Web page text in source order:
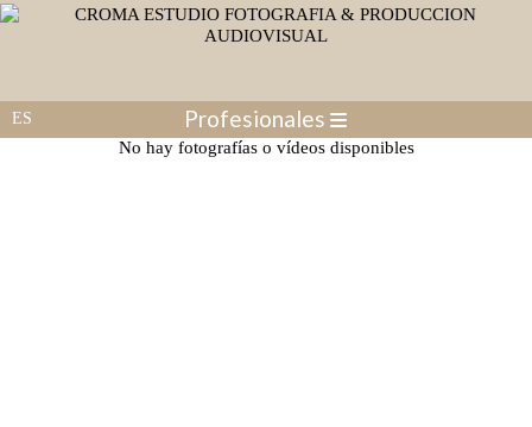
Profesionales
No hay fotografías o vídeos disponibles